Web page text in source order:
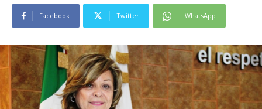
Facebook Twitter WhatsApp